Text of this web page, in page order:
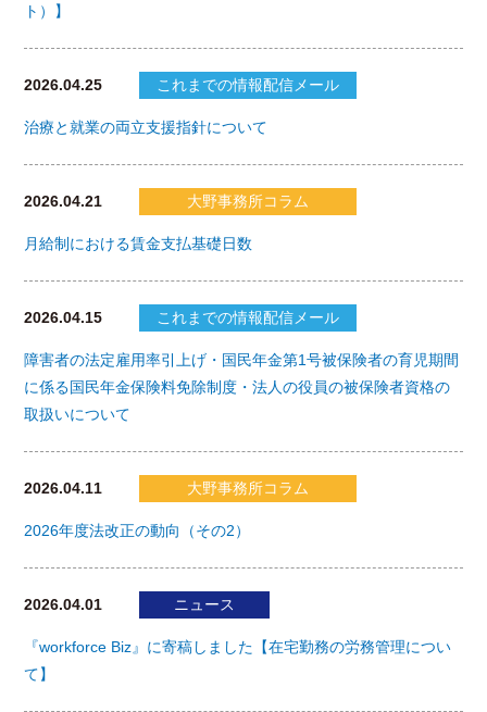
ト）】
2026.04.25 これまでの情報配信メール
治療と就業の両立支援指針について
2026.04.21 大野事務所コラム
月給制における賃金支払基礎日数
2026.04.15 これまでの情報配信メール
障害者の法定雇用率引上げ・国民年金第1号被保険者の育児期間
に係る国民年金保険料免除制度・法人の役員の被保険者資格の
取扱いについて
2026.04.11 大野事務所コラム
2026年度法改正の動向（その2）
2026.04.01 ニュース
『workforce Biz』に寄稿しました【在宅勤務の労務管理につい
て】